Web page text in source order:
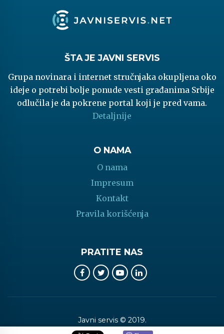
ŠTA JE JAVNI SERVIS
Grupa novinara i internet stručnjaka okupljena oko
ideje o potrebi bolje ponude vesti građanima Srbije
odlučila je da pokrene portal koji je pred vama.
Detaljnije
O NAMA
O nama
Impresum
Kontakt
Pravila korišćenja
PRATITE NAS
Javni servis © 2019.